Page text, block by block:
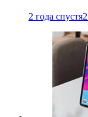
2 года спустя